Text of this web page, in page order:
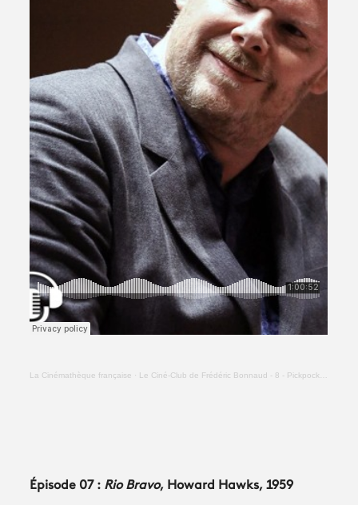
La Cinémathèque française · Le Ciné-Club de Frédéric Bonnaud - 8 - Pickpocket (Robert Bresson)
Épisode 07 : Rio Bravo, Howard Hawks, 1959